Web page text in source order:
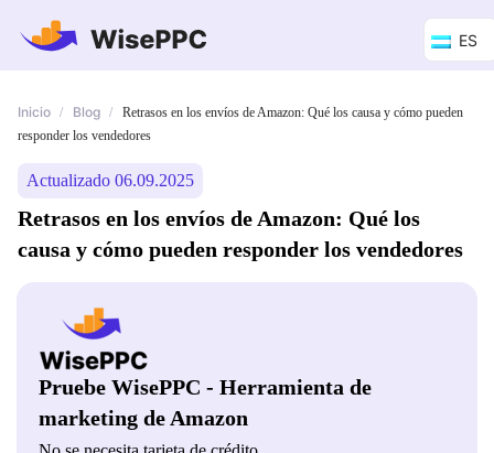
ES
Inicio / Blog /
Retrasos en los envíos de Amazon: Qué los causa y cómo pueden
responder los vendedores
Actualizado 06.09.2025
Retrasos en los envíos de Amazon: Qué los
causa y cómo pueden responder los vendedores
Pruebe WisePPC - Herramienta de
marketing de Amazon